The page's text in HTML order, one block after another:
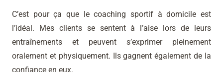
C’est pour ça que le coaching sportif à domicile est
l’idéal. Mes clients se sentent à l’aise lors de leurs
entraînements et peuvent s’exprimer pleinement
oralement et physiquement. Ils gagnent également de la
confiance en eux.